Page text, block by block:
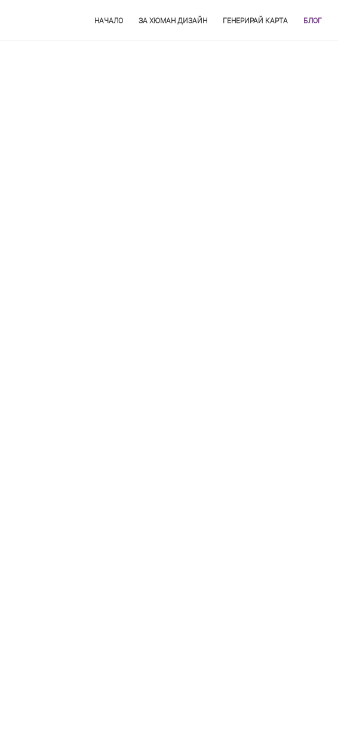
НАЧАЛО ЗА ХЮМАН ДИЗАЙН ГЕНЕРИРАЙ КАРТА БЛОГ